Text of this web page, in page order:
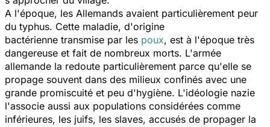
A l'époque, les Allemands avaient particulièrement peur
du typhus. Cette maladie, d'origine
bactérienne transmise par les poux, est à l'époque très
dangereuse et fait de nombreux morts. L'armée
allemande la redoute particulièrement parce qu'elle se
propage souvent dans des milieux confinés avec une
grande promiscuité et peu d'hygiène. L'idéologie nazie
l'associe aussi aux populations considérées comme
inférieures, les juifs, les slaves, accusés de propager la